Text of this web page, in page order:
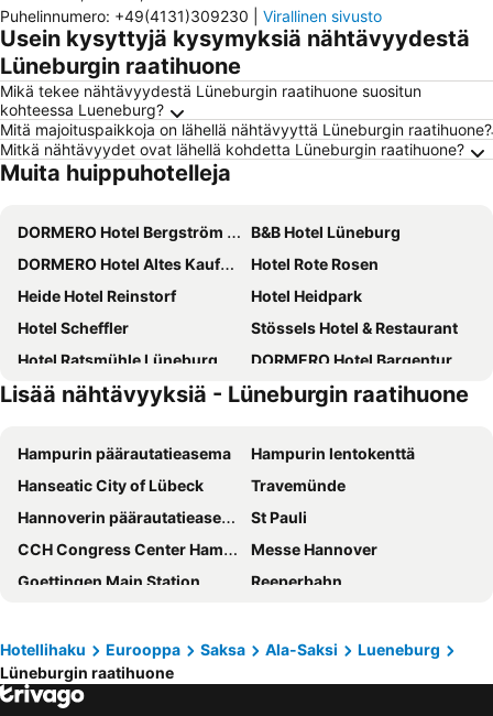
Puhelinnumero: +49(4131)309230 Virallinen sivusto
Usein kysyttyjä kysymyksiä nähtävyydestä
Lüneburgin raatihuone
Mikä tekee nähtävyydestä Lüneburgin raatihuone suositun
kohteessa Lueneburg?
Mitä majoituspaikkoja on lähellä nähtävyyttä Lüneburgin raatihuone?
Mitkä nähtävyydet ovat lähellä kohdetta Lüneburgin raatihuone?
Muita huippuhotelleja
DORMERO Hotel Bergström Lüneburg
B&B Hotel Lüneburg
DORMERO Hotel Altes Kaufhaus Lüneburg
Hotel Rote Rosen
Heide Hotel Reinstorf
Hotel Heidpark
Hotel Scheffler
Stössels Hotel & Restaurant
Hotel Ratsmühle Lüneburg
DORMERO Hotel Bargenturm Lüneburg
Hotel Lübecker Hof
Achilleon III
Hotel Zum Weißen Roß
Schloss Lüdersburg
Landhotel Franck
Comfort Hotel Lueneburg
Hotel Restaurant Teichaue
Hotel Zum Roten Tore
Landgasthof Heidetal
Lisää nähtävyyksiä - Lüneburgin raatihuone
Hampurin päärautatieasema
Hampurin lentokenttä
Hanseatic City of Lübeck
Travemünde
Hannoverin päärautatieasema
St Pauli
CCH Congress Center Hamburg
Messe Hannover
Goettingen Main Station
Reeperbahn
Altona
Heidepark Soltau
Hampurin satama
Hamburg Messe
Hotellihaku Eurooppa Saksa Ala-Saksi
Lueneburg
Lüneburgin raatihuone